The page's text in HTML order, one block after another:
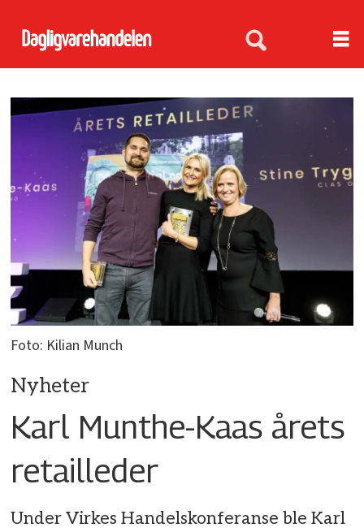
Foto: Kilian Munch
Nyheter
Karl Munthe-Kaas årets
retailleder
Under Virkes Handelskonferanse ble Karl